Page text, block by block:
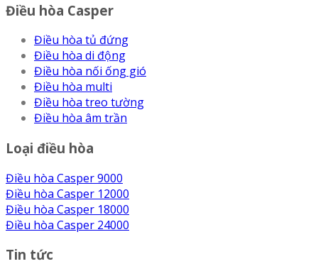
Điều hòa Casper
Điều hòa tủ đứng
Điều hòa di động
Điều hòa nối ống gió
Điều hòa multi
Điều hòa treo tường
Điều hòa âm trần
Loại điều hòa
Điều hòa Casper 9000
Điều hòa Casper 12000
Điều hòa Casper 18000
Điều hòa Casper 24000
Tin tức